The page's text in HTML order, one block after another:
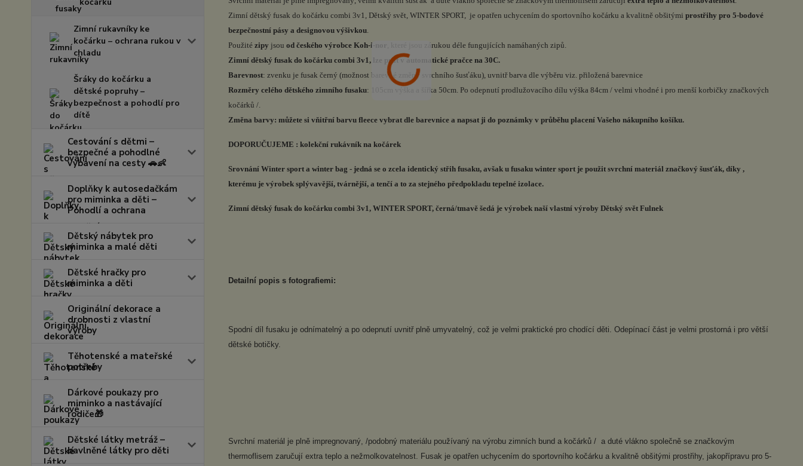
Zimní rukavníky ke
kočárku – ochrana rukou v
chladu
Šráky do kočárku a
dětské popruhy –
bezpečnost a pohodlí pro
dítě
Cestování s dětmi –
bezpečné a pohodlné
vybavení na cesty 🚗👶
Doplňky k autosedačkám
pro miminka a děti –
Pohodlí a ochrana
Dětský nábytek pro
miminka a malé děti
Dětské hračky pro
miminka a děti
Originální dekorace a
drobnosti z vlastní
výroby
Těhotenské a mateřské
potřeby
Dárkové poukazy pro
miminko a nastávající
rodiče🎁
Dětské látky metráž –
bavlněné látky pro děti
Zimní dětský fusak do kočárku combi 3v1, Dětský svět, WINTER SPORT, je opatřen uchycením do sportovního kočárku a kvalitně obšitými prostřihy pro 5-bodové
bezpečnostní pásy a designovou výšivkou.
Použité zipy jsou od českého výrobce Koh-i-nor
, které jsou zárukou déle fungujících namáhaných zipů.
Zimní dětský fusak do kočárku combi 3v1, lze prát v automatické pračce na 30C.
Barevnost: zvenku je fusak černý (možnost barevné změny svrchního šusťáku), uvnitř barva dle výběru viz. přiložená barevnice
Rozměry celého dětského zimního fusaku: 105cm výška a šířka 50cm. Po odepnutí prodlužovacího dílu výška 84cm / velmi vhodné i pro menší korbičky značkových
kočárků /.
Změna barvy: můžete si vňitřní barvu fleece vybrat dle barevnice a napsat ji do poznámky v průběhu placení Vašeho nákupního košíku.
DOPORUČUJEME : kolekční rukávník na kočárek
Srovnání Winter sport a winter bag - jedná se o zcela identický střih fusaku, avšak u fusaku winter sport je použit svrchní materiál značkový šusťák, díky ,
kterému je výrobek splývavější, tvárnější, a tenčí a to za stejného předpokladu tepelné izolace.
Zimní dětský fusak do kočárku combi 3v1, WINTER SPORT, černá/tmavě šedá je výrobek naší vlastní výroby Dětský svět Fulnek
Detailní popis s fotografiemi:
Spodní díl fusaku je odnímatelný a po odepnutí uvnitř plně umyvatelný, což je velmi praktické pro chodící děti. Odepínací část je velmi prostorná i pro větší
dětské botičky.
Svrchní materiál je plně impregnovaný, /podobný materiálu používaný na výrobu zimních bund a kočárků / a duté vlákno společně se značkovým
thermoflisem zaručují extra teplo a nežmolkovatelnost. Fusak je opatřen uchycením do sportovního kočárku a kvalitně obšitými prostřihy, jakopřípravu pro 5-